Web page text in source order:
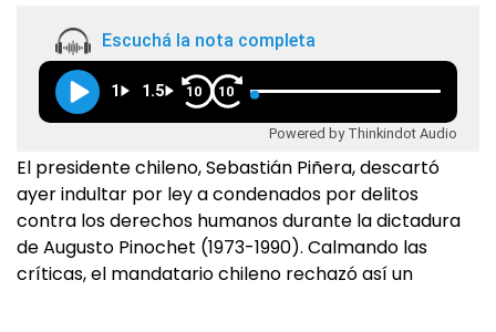
Escuchá la nota completa
1 1.5 10 10
Powered by Thinkindot Audio
El presidente chileno, Sebastián Piñera, descartó
ayer indultar por ley a condenados por delitos
contra los derechos humanos durante la dictadura
de Augusto Pinochet (1973-1990). Calmando las
críticas, el mandatario chileno rechazó así un